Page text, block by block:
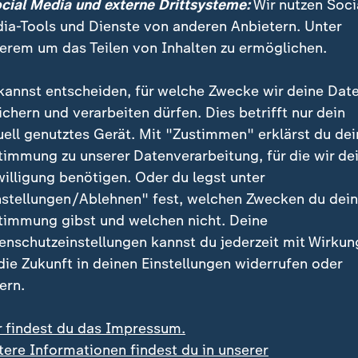
oder Fitnesswahn: Für viele ist die
Doch wann wird Selbstoptimierung zum Risiko -
mit Gegensätzen
die Balloon Pants vor allem so, dass Kontraste
perfekt mit kurzen, schmalen Jacken
Gegensatz wirkt modern.
der Mix mit Blousons oder bewusst oversized
und Jacken. Diese sollten aber aus einem
Media und externe Drittsysteme:Wir nutzen
Tools und Dienste von anderen Anbietern. Unter
um das Teilen von Inhalten zu ermöglichen.
entscheiden, für welche Zwecke wir deine
und verarbeiten dürfen. Dies betrifft nur dein
genutztes Gerät. Mit "Zustimmen" erklärst du
zu unserer Datenverarbeitung, für die wir
benötigen. Oder du legst unter
Ablehnen" fest, welchen Zwecken du
gibst und welchen nicht. Deine
kannst du jederzeit mit
Zukunft in deinen Einstellungen widerrufen oder
findest du das Impressum.
Informationen findest du in unserer